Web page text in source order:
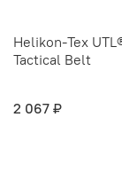
Helikon-Tex
Tactical Belt
2 067 ₽